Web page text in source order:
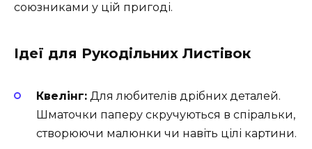
союзниками у цій пригоді.
Ідеї для Рукодільних Листівок
Квелінг: Для любителів дрібних деталей.
Шматочки паперу скручуються в спіральки,
створюючи малюнки чи навіть цілі картини.